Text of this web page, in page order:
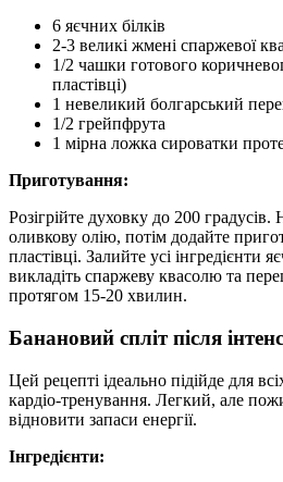
6 яєчних білків
2-3 великі жмені спаржевої
1/2 чашки готового
пластівці)
1 невеликий болгарський
1/2 грейпфрута
1 мірна ложка сироватки
Приготування:
Розігрійте духовку до 200
оливкову олію, потім додайте
пластівці. Залийте усі інгредієнти
викладіть спаржеву квасолю та
протягом 15-20 хвилин.
Банановий спліт після
Цей рецепті ідеально підійде для
кардіо-тренування. Легкий, але
відновити запаси енергії.
Інгредієнти: